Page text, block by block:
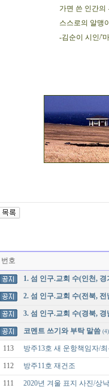
가면 쓴 인간의
스스로의 알맹
-김순이 시인/'
번호
1. 섬 인구.교회 수(인천, 경
2. 섬 인구.교회 수(전북, 전
3. 섬 인구.교회 수(경북, 경
코멘트 쓰기와 부탁 말씀 (4)
113 방주13호 새 운항책임자/
112 방주11호 재건조
111 2020년 겨울 표지 사진/상